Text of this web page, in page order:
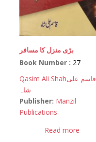
بڑی منزل کا مسافر
Book Number : 27
Qasim Ali Shahقاسم علی
شاہ
Publisher: Manzil
Publications
Read more